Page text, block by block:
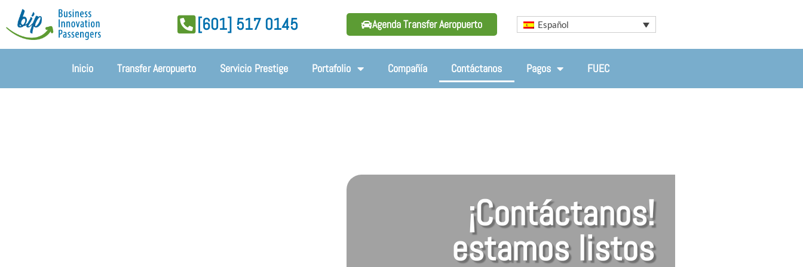
[601] 517 0145 Agenda Transfer Aeropuerto Español
Inicio Transfer Aeropuerto Servicio Prestige Portafolio Compañía Contáctanos Pagos FUEC
¡Contáctanos!
estamos listos